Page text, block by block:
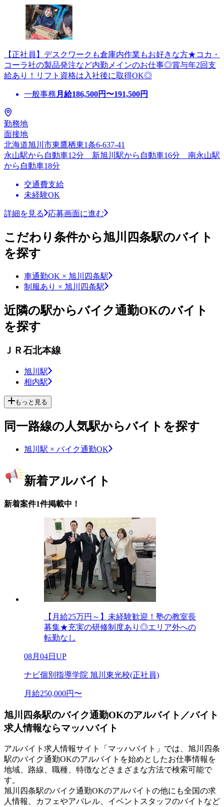
【正社員】デスクワークも倉庫内作業もお好きな方★コカ・
コーラ社の製品発注など内勤メインのお仕事◎賞与年2回支
給あり！リフト資格は入社後に取得OK◎
一般事務 月給186,500円〜191,500円
勤務地
面接地
北海道旭川市東鷹栖東1条6-637-41
永山駅から自動車12分 新旭川駅から自動車16分 南永山駅
から自動車18分
交通費支給
未経験OK
詳細を見る 応募画面に進む
こだわり条件から旭川四条駅のバイト
を探す
車通勤OK × 旭川四条駅
制服あり × 旭川四条駅
近隣の駅からバイク通勤OKのバイト
を探す
ＪＲ石北本線
旭川駅
相内駅
もっと見る
同一路線の人気駅からバイトを探す
旭川駅 × バイク通勤OK
新着アルバイト
新着案件1件掲載中！
【月給25万円～】未経験歓迎！塾の教室長
募集★充実の研修制度あり◎エリア外への
転勤なし
08月04日UP
ナビ個別指導学院 旭川東光校(正社員)
月給250,000円〜
旭川四条駅のバイク通勤OKのアルバイト／バイト
求人情報ならマッハバイト
アルバイト求人情報サイト「マッハバイト」では、旭川四条
駅のバイク通勤OKのアルバイトを始めとしたお仕事情報を
地域、路線、職種、特徴などさまざまな方法で検索可能で
す。
旭川四条駅のバイク通勤OKのアルバイトの他にも全国の求
人情報、カフェやアパレル、イベントスタッフのバイトなど